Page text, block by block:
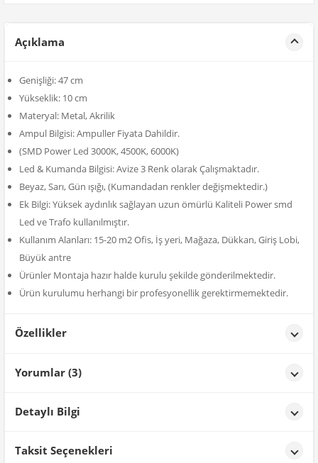
Açıklama
Genişliği: 47 cm
Yükseklik: 10 cm
Materyal: Metal, Akrilik
Ampul Bilgisi: Ampuller Fiyata Dahildir.
(SMD Power Led 3000K, 4500K, 6000K)
Led & Kumanda Bilgisi: Avize 3 Renk olarak Çalışmaktadır.
Beyaz, Sarı, Gün ışığı, (Kumandadan renkler değişmektedir.)
Ek Bilgi: Yüksek aydınlık sağlayan uzun ömürlü Kaliteli Power smd
Led ve Trafo kullanılmıştır.
Kullanım Alanları: 15-20 m2 Ofis, İş yeri, Mağaza, Dükkan, Giriş Lobi,
Büyük antre
Ürünler Montaja hazır halde kurulu şekilde gönderilmektedir.
Ürün kurulumu herhangi bir profesyonellik gerektirmemektedir.
Özellikler
Yorumlar (3)
Detaylı Bilgi
Ürün Detayları;
Taksit Seçenekleri